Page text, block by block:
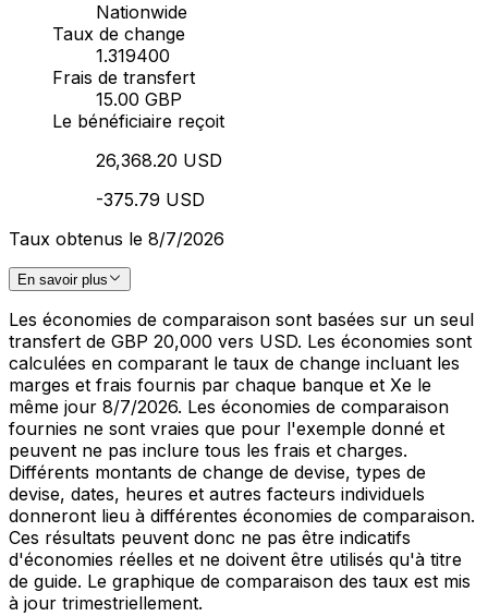
Nationwide
Taux de change
1.319400
Frais de transfert
15.00 GBP
Le bénéficiaire reçoit
26,368.20 USD
-375.79 USD
Taux obtenus le 8/7/2026
En savoir plus
Les économies de comparaison sont basées sur un seul
transfert de GBP 20,000 vers USD. Les économies sont
calculées en comparant le taux de change incluant les
marges et frais fournis par chaque banque et Xe le
même jour 8/7/2026. Les économies de comparaison
fournies ne sont vraies que pour l'exemple donné et
peuvent ne pas inclure tous les frais et charges.
Différents montants de change de devise, types de
devise, dates, heures et autres facteurs individuels
donneront lieu à différentes économies de comparaison.
Ces résultats peuvent donc ne pas être indicatifs
d'économies réelles et ne doivent être utilisés qu'à titre
de guide. Le graphique de comparaison des taux est mis
à jour trimestriellement.